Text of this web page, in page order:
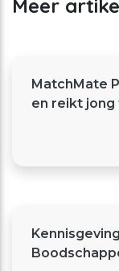
Meer
MatchMate
en reikt jong